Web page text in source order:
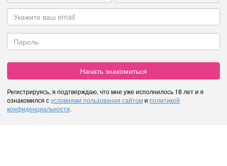
Начать знакомиться
Регистрируясь, я подтверждаю, что мне уже исполнилось 18 лет и я
ознакомился сусловиями пользования сайтоми политикой
конфиденциальности.